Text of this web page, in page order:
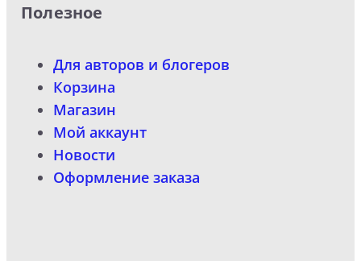
Полезное
Для авторов и блогеров
Корзина
Магазин
Мой аккаунт
Новости
Оформление заказа